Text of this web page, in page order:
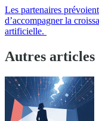
Les partenaires
d’accompagner la
artificielle.
Autres articles